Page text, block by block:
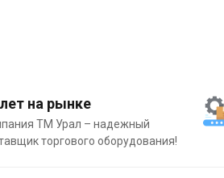
на рынке
ТМ Урал – надежный
торгового оборудования!